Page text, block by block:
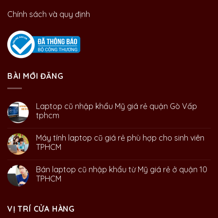
Chính sách và quy định
BÀI MỚI ĐĂNG
Laptop cũ nhập khẩu Mỹ giá rẻ quận Gò Vấp
tphcm
Máy tính laptop cũ giá rẻ phù hợp cho sinh viên
TPHCM
Bán laptop cũ nhập khẩu từ Mỹ giá rẻ ở quận 10
TPHCM
VỊ TRÍ CỬA HÀNG